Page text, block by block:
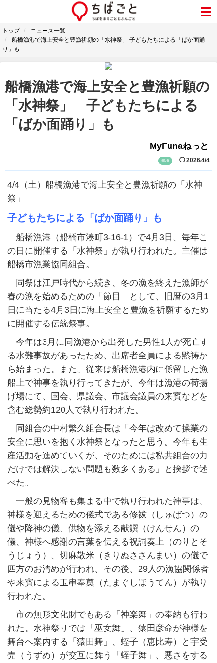
トップ
ニュース一覧
船橋漁港で海上安全と豊漁祈願の「水神祭」 子どもたちによる「ばか面踊
り」も
船橋漁港で海上安全と豊漁祈願の
「水神祭」 子どもたちによる
「ばか面踊り」も
MyFunaねっと
船橋 2026/4/4
4/4（土）船橋漁港で海上安全と豊漁祈願の「水神
祭」
子どもたちによる「ばか面踊り」も
船橋漁港（船橋市湊町3-16-1）で4月3日、毎年こ
の日に開催する「水神祭」が執り行われた。主催は
船橋市漁業協同組合。
同祭は江戸時代から続き、冬の漁を終えた漁師が
春の漁を始めるための「節目」として、旧暦の3月1
日に当たる4月3日に海上安全と豊漁を祈願するため
に開催する伝統祭事。
今年は3月に同漁港から出発した男性1人が死亡す
る水難事故があったため、出席者全員による黙祷か
ら始まった。また、従来は船橋漁港内に係留した漁
船上で神事を執り行ってきたが、今年は漁港の荷揚
げ場にて、国会、県議会、市議会議員の来賓などを
含む総勢約120人で執り行われた。
同組合の中村繁久組合長は「今年は改めて操業の
安全に思いを抱く水神祭となったと思う。今年も生
産活動を進めていくが、そのためには私共組合の力
だけでは解決しない問題も数多くある」と挨拶で述
べた。
一般の見物客も集まる中で執り行われた神事は、
神様を迎えるための儀式である修祓（しゅばつ）の
儀や降神の儀、供物を添える献饌（けんせん）の
儀、神様へ感謝の言葉を伝える祝詞奏上（のりとそ
うじょう）、切麻散米（きりぬささんまい）の儀で
四方のお清めが行われ、その後、29人の漁協関係者
や来賓による玉串奉奠（たまぐしほうてん）が執り
行われた。
市の無形文化財でもある「神楽舞」の奉納も行わ
れた。水神祭りでは「巫女舞」、猿田彦命が神様を
舞台へ案内する「猿田舞」、蛭子（恵比寿）と宇受
売（うずめ）が交互に舞う「蛭子舞」、悪さをする